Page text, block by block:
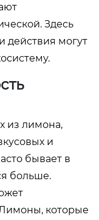
Здесь
действия могут
из лимона,
и
бывает в
больше.
которые